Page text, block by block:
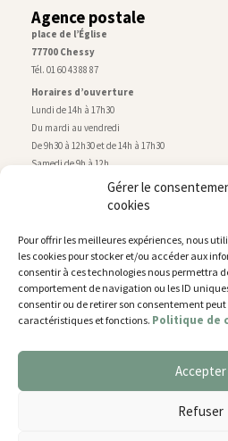
Gérer le
cookies
Pour offrir les meilleures expériences, nous
les cookies pour stocker et/ou accéder aux
consentir à ces technologies nous permettra
comportement de navigation ou les ID
consentir ou de retirer son consentement
caractéristiques et fonctions. Politique de
Accepter
Refuser
Agence postale
place de l’Église
77700 Chessy
Tél. 01 60 43 88 87
Horaires d’ouverture
Lundi de 14h à 17h30
Du mardi au vendredi
De 9h30 à 12h30 et de 14h à 17h30
Samedi de 9h à 12h
Service technique
rue de Montry–77700 Chessy
Tél. 01 60 43 52 63
Horaires d’ouverture
Lundi, mardi et jeudi
De 9h à 11h45 et de 14h30 à 17h30
Nous utilisons des cookies pour
You can find out more about which